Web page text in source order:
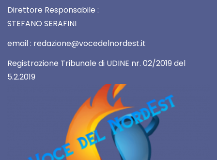
Direttore Responsabile :
STEFANO SERAFINI
email : redazione@vocedelnordest.it
Registrazione Tribunale di UDINE nr. 02/2019 del
5.2.2019